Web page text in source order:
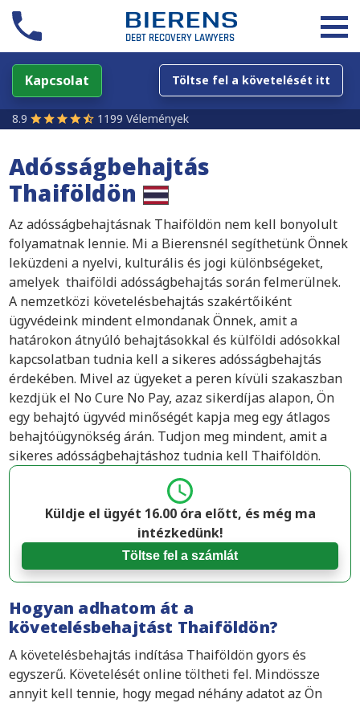
Kapcsolat Töltse fel a követelését itt
8.9 1199 Vélemények
Adósságbehajtás
Thaiföldön
Az adósságbehajtásnak Thaiföldön nem kell bonyolult
folyamatnak lennie. Mi a Bierensnél segíthetünk Önnek
leküzdeni a nyelvi, kulturális és jogi különbségeket,
amelyek thaiföldi adósságbehajtás során felmerülnek.
A nemzetközi követelésbehajtás szakértőiként
ügyvédeink mindent elmondanak Önnek, amit a
határokon átnyúló behajtásokkal és külföldi adósokkal
kapcsolatban tudnia kell a sikeres adósságbehajtás
érdekében. Mivel az ügyeket a peren kívüli szakaszban
kezdjük el No Cure No Pay, azaz sikerdíjas alapon, Ön
egy behajtó ügyvéd minőségét kapja meg egy átlagos
behajtóügynökség árán. Tudjon meg mindent, amit a
sikeres adósságbehajtáshoz tudnia kell Thaiföldön.
Küldje el ügyét 16.00 óra előtt, és még ma
intézkedünk!
Töltse fel a számlát
Hogyan adhatom át a
követelésbehajtást Thaiföldön?
A követelésbehajtás indítása Thaiföldön gyors és
egyszerű. Követelését online töltheti fel. Mindössze
annyit kell tennie, hogy megad néhány adatot az Ön